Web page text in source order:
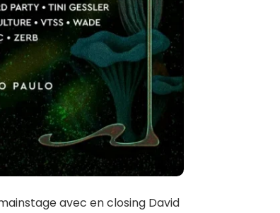
avec en closing David